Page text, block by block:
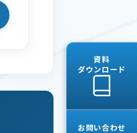
資料
ダウンロード
お問い合わせ